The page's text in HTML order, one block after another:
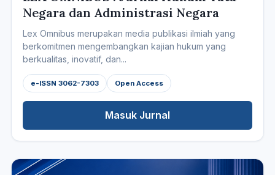
Negara dan Administrasi Negara
Lex Omnibus merupakan media publikasi ilmiah yang
berkomitmen mengembangkan kajian hukum yang
berkualitas, inovatif, dan...
e-ISSN 3062-7303 Open Access
Masuk Jurnal